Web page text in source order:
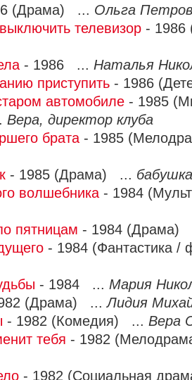
(Драма) ... Ольга
телевизор -
- 1986 ... Наталья
приступить - 1986
автомобиле - 1985
Вера, директор клуба
брата - 1985
- 1985 (Драма) ...
волшебника - 1984
пятницам - 1984
- 1984 (Фантастика
- 1984 ... Мария
(Драма) ...Лидия
- 1982 (Комедия) ... Вера
тебя - 1982
- 1982 (Социальная